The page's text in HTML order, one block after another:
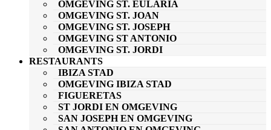
OMGEVING ST. EULARIA
OMGEVING ST. JOAN
OMGEVING ST. JOSEPH
OMGEVING ST ANTONIO
OMGEVING ST. JORDI
RESTAURANTS
IBIZA STAD
OMGEVING IBIZA STAD
FIGUERETAS
ST JORDI EN OMGEVING
SAN JOSEPH EN OMGEVING